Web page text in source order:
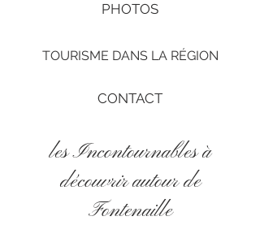
PHOTOS
TOURISME DANS LA RÉGION
CONTACT
les Incontournables à
découvrir autour de
Fontenaille